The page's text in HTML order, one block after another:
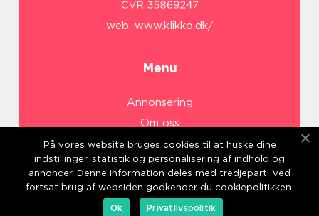
web: www.klikko.dk/
Menu
Annonsering
Om oss
Cookies
Kontakta oss
Sitemap
På vores website bruges cookies til at huske dine
indstillinger, statistik og personalisering af indhold og
annoncer. Denne information deles med tredjepart. Ved
fortsat brug af websiden godkender du cookiepolitikken.
Ok
Privatlivspolitik